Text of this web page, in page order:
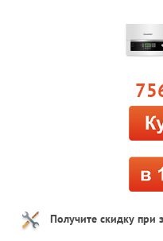
Получите скидку при